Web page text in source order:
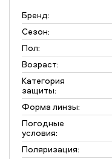
Бренд:
Сезон:
Пол:
Возраст:
Категория
защиты:
Форма линзы:
Погодные
условия:
Поляризация: